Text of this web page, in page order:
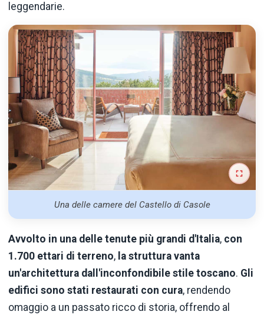
leggendarie.
Una delle camere del Castello di Casole
Avvolto in una delle tenute più grandi d'Italia, con
1.700 ettari di terreno, la struttura vanta
un'architettura dall'inconfondibile stile toscano. Gli
edifici sono stati restaurati con cura, rendendo
omaggio a un passato ricco di storia, offrendo al